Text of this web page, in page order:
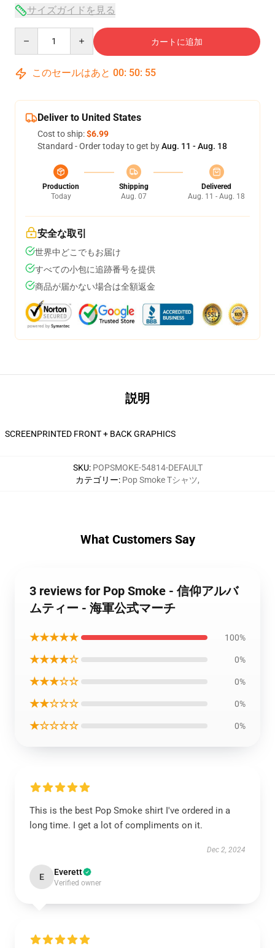
サイズガイドを見る
カートに追加
このセールはあと 00: 50: 54
Deliver to United States
Cost to ship:$6.99
Standard - Order today to get byAug. 11 - Aug. 18
Production
Today
Shipping
Aug. 07
Delivered
Aug. 11 - Aug. 18
安全な取引
世界中どこでもお届け
すべての小包に追跡番号を提供
商品が届かない場合は全額返金
説明
SCREENPRINTED FRONT + BACK GRAPHICS
SKU: POPSMOKE-54814-DEFAULT
カテゴリー: Pop Smoke Tシャツ,
What Customers Say
3 reviews for Pop Smoke - 信仰アルバ
ムティー - 海軍公式マーチ
★★★★★ 100%
★★★★☆ 0%
★★★☆☆ 0%
★★☆☆☆ 0%
★☆☆☆☆ 0%
This is the best Pop Smoke shirt I've ordered in a
long time. I get a lot of compliments on it.
Dec 2, 2024
E Everett
Verified owner